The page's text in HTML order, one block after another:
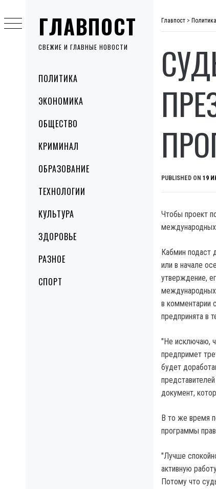
ГЛАВПОСТ
СВЕЖИЕ И ГЛАВНЫЕ НОВОСТИ
MenuПОЛИТИКА
ЭКОНОМИКА
ОБЩЕСТВО
КРИМИНАЛ
ОБРАЗОВАНИЕ
ТЕХНОЛОГИИ
КУЛЬТУРА
ЗДОРОВЬЕ
РАЗНОЕ
СПОРТ
to
content
Главпост > Политика
PUBLISHED ON 19
Чтобы проект
международных
Кабмин подаст
или в начале
утверждение,
международных
в комментарии
предпринята в
"Не исключаю,
предпримет
будет
документ,
В то же время
программы
"Лучше
активную
Потому что